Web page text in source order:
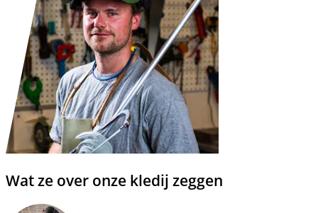
Wat ze over onze kledij zeggen